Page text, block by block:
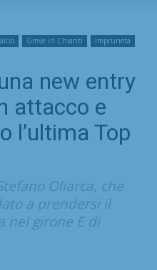
Greve in Chianti
Impruneta
new entry
attacco e
l’ultima Top
Oliarca, che
a prendersi il
nel girone E di